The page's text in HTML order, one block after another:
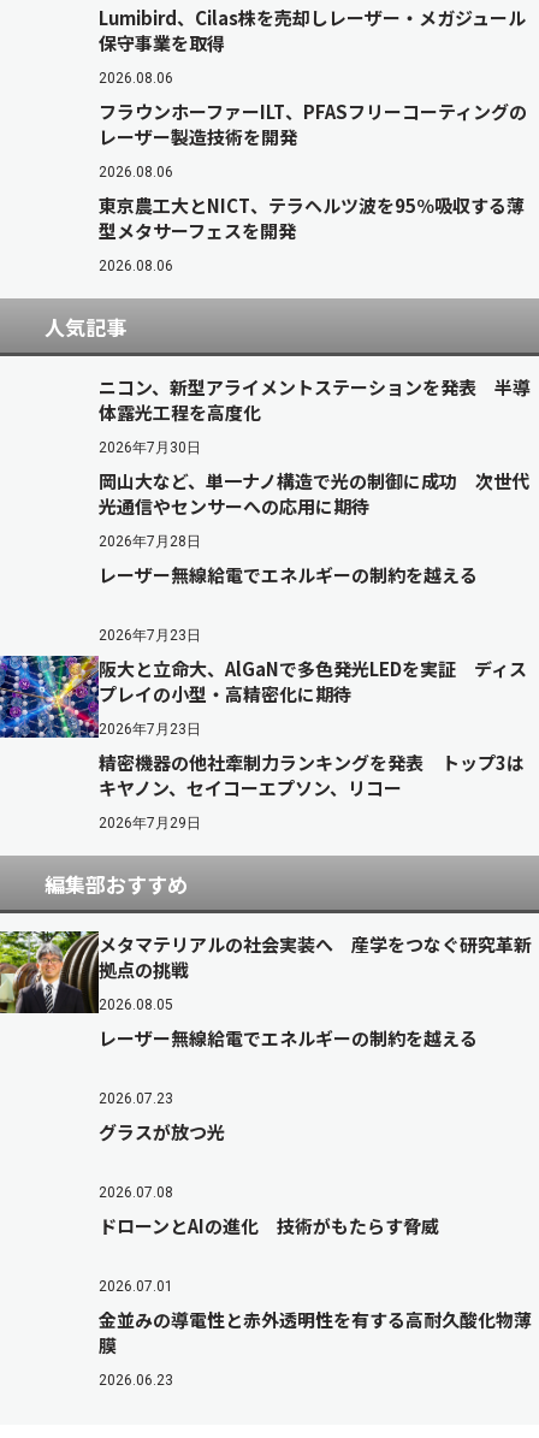
Lumibird、Cilas株を売却しレーザー・メガジュール
保守事業を取得
2026.08.06
フラウンホーファーILT、PFASフリーコーティングの
レーザー製造技術を開発
2026.08.06
東京農工大とNICT、テラヘルツ波を95％吸収する薄
型メタサーフェスを開発
2026.08.06
人気記事
ニコン、新型アライメントステーションを発表 半導
体露光工程を高度化
2026年7月30日
岡山大など、単一ナノ構造で光の制御に成功 次世代
光通信やセンサーへの応用に期待
2026年7月28日
レーザー無線給電でエネルギーの制約を越える
2026年7月23日
阪大と立命大、AlGaNで多色発光LEDを実証 ディス
プレイの小型・高精密化に期待
2026年7月23日
精密機器の他社牽制力ランキングを発表 トップ3は
キヤノン、セイコーエプソン、リコー
2026年7月29日
編集部おすすめ
メタマテリアルの社会実装へ 産学をつなぐ研究革新
拠点の挑戦
2026.08.05
レーザー無線給電でエネルギーの制約を越える
2026.07.23
グラスが放つ光
2026.07.08
ドローンとAIの進化 技術がもたらす脅威
2026.07.01
金並みの導電性と赤外透明性を有する高耐久酸化物薄
膜
2026.06.23